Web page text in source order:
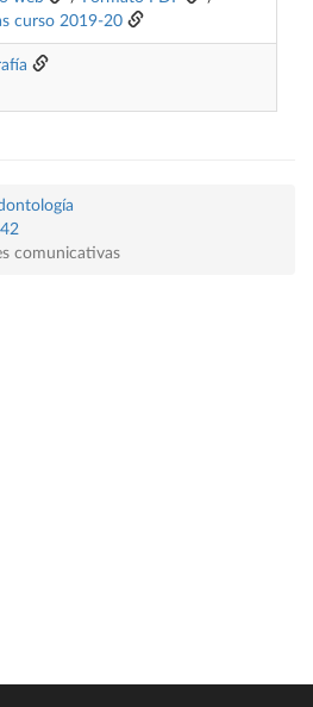
curso 2019-20
comunicativas